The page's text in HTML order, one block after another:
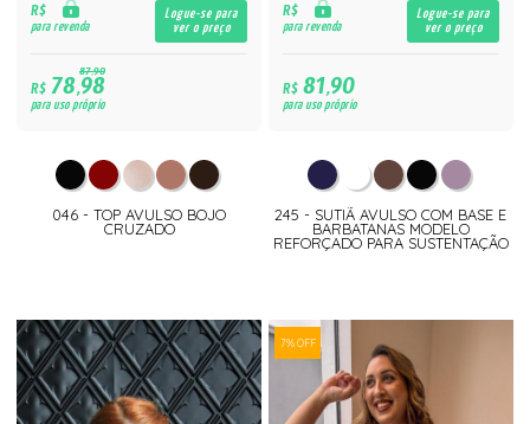
R$
para revenda
Logue-se para
ver o preço
87,90
R$78,98
para uso próprio
046 - TOP AVULSO BOJO
CRUZADO
R$
para revenda
Logue-se para
ver o preço
R$81,90
para uso próprio
245 - SUTIÃ AVULSO COM BASE E
BARBATANAS MODELO
REFORÇADO PARA SUSTENTAÇÃO
7% OFF